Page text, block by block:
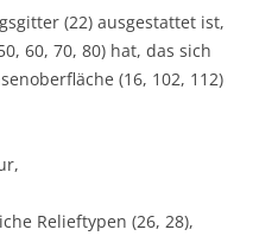
(22) ausgestattet ist,
60, 70, 80) hat, das sich
(16, 102, 112)
Relieftypen (26, 28),